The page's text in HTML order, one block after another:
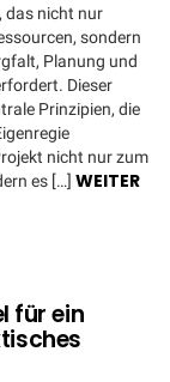
das nicht nur
sondern
Planung und
Dieser
Prinzipien, die
nicht nur zum
es […] WEITER
für ein